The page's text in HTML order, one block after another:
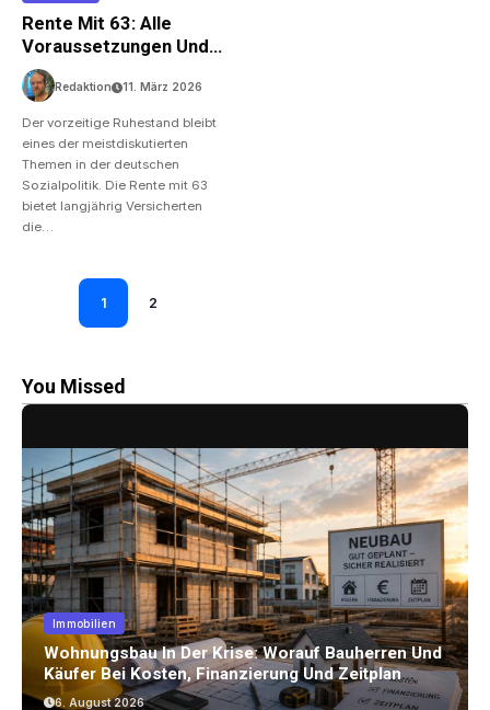
Rente Mit 63: Alle
Voraussetzungen Und
Infos
Redaktion 11. März 2026
Der vorzeitige Ruhestand bleibt
eines der meistdiskutierten
Themen in der deutschen
Sozialpolitik. Die Rente mit 63
bietet langjährig Versicherten
die…
1 2
You Missed
Immobilien
Wohnungsbau In Der Krise: Worauf Bauherren Und
Käufer Bei Kosten, Finanzierung Und Zeitplan
Achten Sollten
6. August 2026